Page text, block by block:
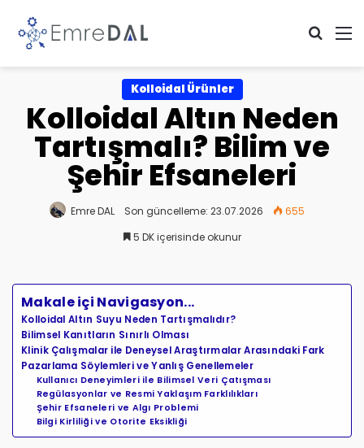
Kolloidal Ürünler
Kolloidal Altın Neden
Tartışmalı? Bilim ve
Şehir Efsaneleri
Emre DAL Son güncelleme: 23.07.2026
655
5 DK içerisinde okunur
Makale içi Navigasyon...
Kolloidal Altın Suyu Neden Tartışmalıdır?
Bilimsel Kanıtların Sınırlı Olması
Klinik Çalışmalar ile Deneysel Araştırmalar Arasındaki Fark
Pazarlama Söylemleri ve Yanlış Genellemeler
Kullanıcı Deneyimleri ile Bilimsel Veri Çatışması
Regülasyonlar ve Resmi Yaklaşım Farklılıkları
Şehir Efsaneleri ve Algı Problemi
Bilgi Kirliliği ve Otorite Eksikliği